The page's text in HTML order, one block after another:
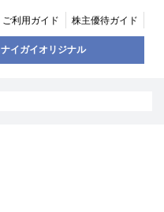
ご利用ガイド 株主優待ガイド
ナイガイオリジナル